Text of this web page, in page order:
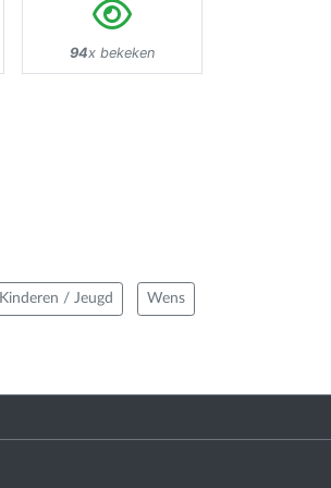
94x bekeken
Kinderen / Jeugd Wens